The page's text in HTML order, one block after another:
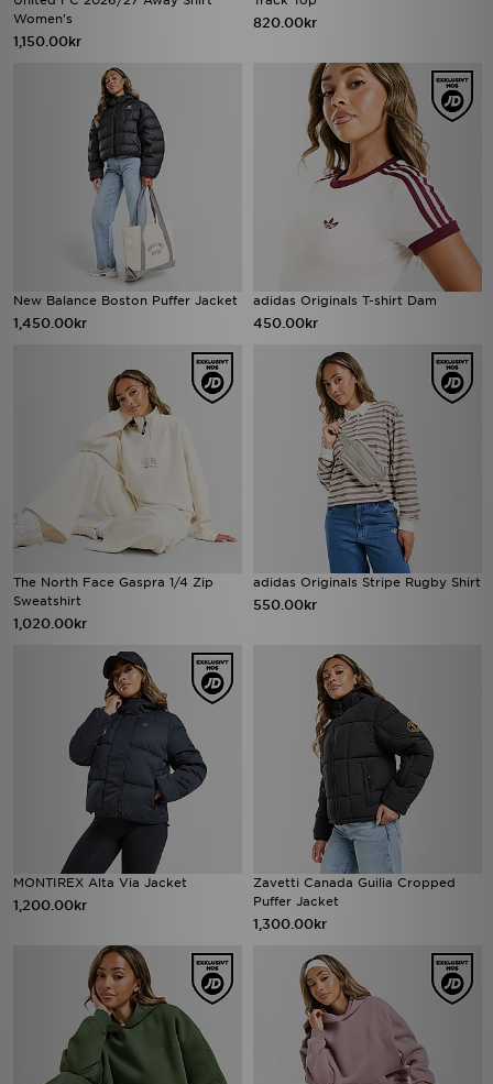
Women's
1,150.00kr
820.00kr
New Balance Boston Puffer Jacket
1,450.00kr
adidas Originals T-shirt Dam
450.00kr
The North Face Gaspra 1/4 Zip
Sweatshirt
1,020.00kr
adidas Originals Stripe Rugby Shirt
550.00kr
MONTIREX Alta Via Jacket
1,200.00kr
Zavetti Canada Guilia Cropped
Puffer Jacket
1,300.00kr